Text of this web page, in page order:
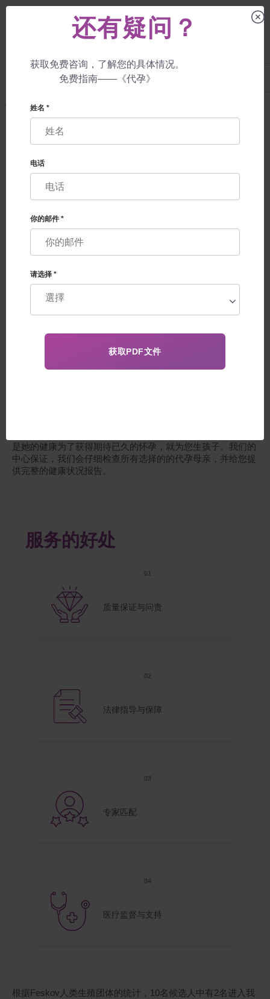
+38 057 760 48 29
代孕母亲 服务
代孕服务
在美国、欧盟、加拿大分娩
Feskov教授的代孕中心为您提供从最初咨询到孩子出生的套
殖医学领域的专业人才团队，代孕与捐赠中心，专于国际法一
门的高高级律师，富有同情心、反应灵敏、纪律严明的协调
是她的健康为了获得期待已久的怀孕，就为您生孩子。我们的
中心保证，我们会仔细检查所有选择的的代孕母亲，并给您提
供完整的健康状况报告。
服务的好处
质量保证与问责
法律指导与保障
专家匹配
医疗监督与支持
根据Feskov人类生殖团体的统计，10名候选人中有2名进入我
还有疑问？
获取免费咨询，了解您的具体情况。
免费指南——《代孕》
姓名 *
电话
你的邮件 *
请选择 *